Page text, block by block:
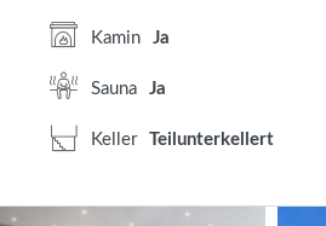
Beim Betreten des Hauses
einladenden Flur, von dem aus
erschließen. Rechter Hand
das Untergeschoss. Hier stehen
Kamin Ja
Sauna Ja
Keller Teilunterkellert